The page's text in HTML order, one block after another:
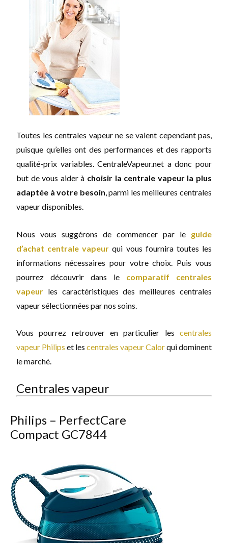
Toutes les centrales vapeur ne se valent cependant pas,
puisque qu’elles ont des performances et des rapports
qualité-prix variables. CentraleVapeur.net a donc pour
but de vous aider à choisir la centrale vapeur la plus
adaptée à votre besoin, parmi les meilleures centrales
vapeur disponibles.
Nous vous suggérons de commencer par le guide
d’achat centrale vapeur qui vous fournira toutes les
informations nécessaires pour votre choix. Puis vous
pourrez découvrir dans le comparatif centrales
vapeur les caractéristiques des meilleures centrales
vapeur sélectionnées par nos soins.
Vous pourrez retrouver en particulier les centrales
vapeur Philips et les centrales vapeur Calorqui dominent
le marché.
Centrales vapeur
Philips – PerfectCare
Compact GC7844